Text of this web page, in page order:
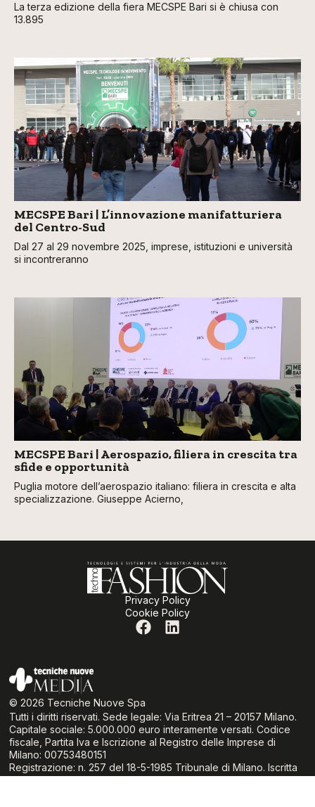
La terza edizione della fiera MECSPE Bari si è chiusa con
13.895
MECSPE Bari | L’innovazione manifatturiera
del Centro-Sud
Dal 27 al 29 novembre 2025, imprese, istituzioni e università
si incontreranno
MECSPE Bari | Aerospazio, filiera in crescita tra
sfide e opportunità
Puglia motore dell’aerospazio italiano: filiera in crescita e alta
specializzazione. Giuseppe Acierno,
Privacy Policy
Cookie Policy
© 2026 Tecniche Nuove Spa
Tutti i diritti riservati. Sede legale: Via Eritrea 21 – 20157 Milano.
Capitale sociale: 5.000.000 euro interamente versati. Codice
fiscale, Partita Iva e Iscrizione al Registro delle Imprese di
Milano: 00753480151
Registrazione: n. 257 del 18-5-1985 Tribunale di Milano. Iscritta
al ROC Registro degli Operatori di Comunicazione al n° 6419